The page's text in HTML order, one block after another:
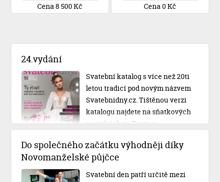
Cena 8 500 Kč Cena 0 Kč
24.vydání
Svatební katalog s více než 20ti
letou tradicí pod novým názvem
Svatebnidny.cz. Tištěnou verzi
katalogu najdete na sňatkových
matrikách po Praze a
Do společného začátku výhodněji díky
Novomanželské půjčce
Svatební den patří určitě mezi